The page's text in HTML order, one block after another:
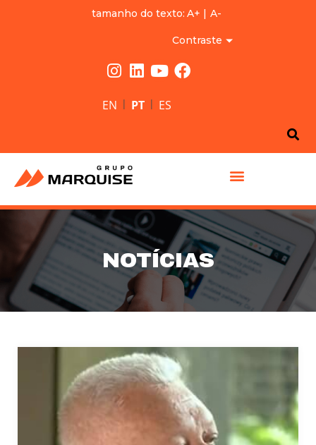
tamanho do texto: A+ | A-
Contraste
EN | PT | ES
NOTÍCIAS